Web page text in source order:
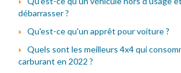
débarrasser ?
Qu'est-ce qu'un apprêt pour voiture ?
Quels sont les meilleurs 4x4 qui
carburant en 2022 ?